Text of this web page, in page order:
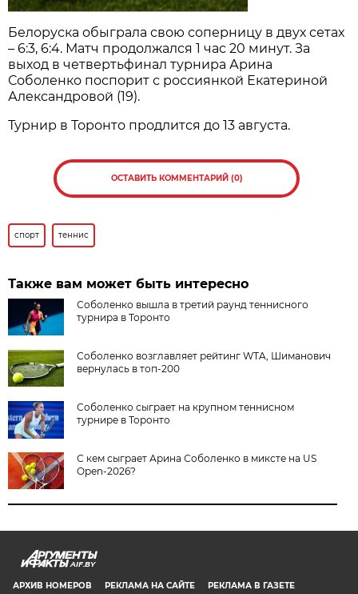
Белоруска обыграла свою соперницу в двух сетах
– 6:3, 6:4. Матч продолжался 1 час 20 минут. За
выход в четвертьфинал турнира Арина
Соболенко поспорит с россиянкой Екатериной
Александровой (19).
Турнир в Торонто продлится до 13 августа.
ОСТАВИТЬ КОММЕНТАРИЙ (0)
спорт теннис
Также вам может быть интересно
Соболенко вышла в третий раунд теннисного
турнира в Торонто
Соболенко возглавляет рейтинг WTA, Шиманович
вернулась в топ-200
Соболенко сыграет на крупном теннисном
турнире в Торонто
С кем сыграет Арина Соболенко в миксте на US
Open-2026?
AIF.BY
АРХИВ НОМЕРОВ РЕКЛАМА НА САЙТЕ РЕКЛАМА В ГАЗЕТЕ